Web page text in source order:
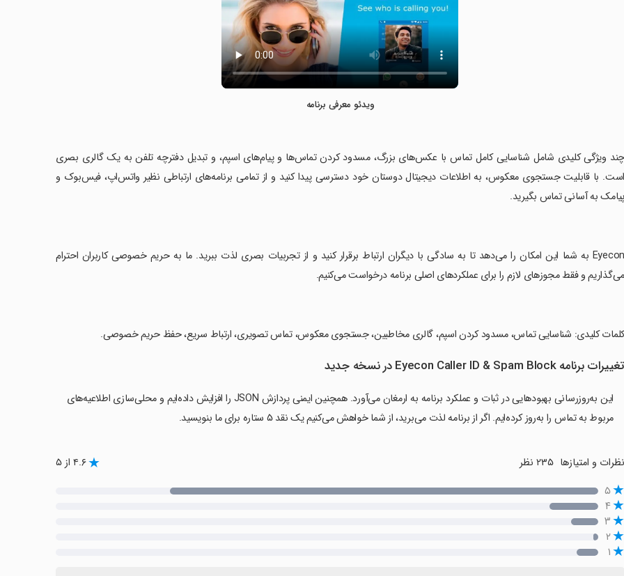
ویدئو معرفی برنامه
‏چند ویژگی کلیدی شامل شناسایی کامل تماس با عکس‌های بزرگ، مسدود کردن تماس‌ها و پیام‌های اسپم، و تبدیل دفترچه تلفن به یک گالری بصری
است. با قابلیت جستجوی معکوس، به اطلاعات دیجیتال دوستان خود دسترسی پیدا کنید و از تمامی برنامه‌های ارتباطی نظیر واتس‌اپ، فیس‌بوک و
پیامک به آسانی تماس بگیرید.
‏Eyecon به شما این امکان را می‌دهد تا به سادگی با دیگران ارتباط برقرار کنید و از تجربیات بصری لذت ببرید. ما به حریم خصوصی کاربران احترام
می‌گذاریم و فقط مجوزهای لازم را برای عملکردهای اصلی برنامه درخواست می‌کنیم.
‏کلمات کلیدی: شناسایی تماس، مسدود کردن اسپم، گالری مخاطبین، جستجوی معکوس، تماس تصویری، ارتباط سریع، حفظ حریم خصوصی.
تغییرات برنامه Eyecon Caller ID & Spam Block در نسخه جدید
این به‌روزرسانی بهبودهایی در ثبات و عملکرد برنامه به ارمغان می‌آورد. همچنین ایمنی پردازش JSON را افزایش داده‌ایم و محلی‌سازی اطلاعیه‌های
مربوط به تماس را به‌روز کرده‌ایم. اگر از برنامه لذت می‌برید، از شما خواهش می‌کنیم یک نقد ۵ ستاره برای ما بنویسید.
نظرات و امتیازها ۲۳۵ نظر ۴.۶ از ۵
۵
۴
۳
۲
۱